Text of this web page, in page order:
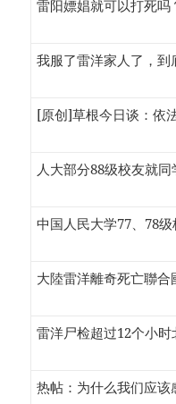
雷阳嫖娼就可以打死吗
我服了雷洋家人了，
[原创]草根今日谈：依
人大部分88级校友就
中国人民大学77、78
大陸雷洋離奇死亡聯合
雷洋尸检超过12个小
热帖：为什么我们应